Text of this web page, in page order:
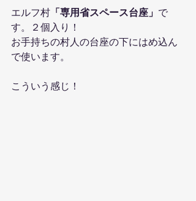
エルフ村 「専用省スペース台座」 で
す。２個入り！
お手持ちの村人の台座の下にはめ込ん
で使います。
こういう感じ！